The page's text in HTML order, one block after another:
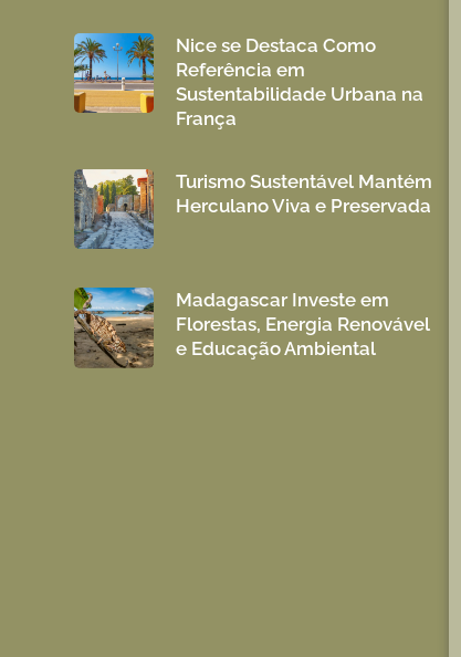
Nice se Destaca Como
Referência em
Sustentabilidade Urbana na
França
Turismo Sustentável Mantém
Herculano Viva e Preservada
Madagascar Investe em
Florestas, Energia Renovável
e Educação Ambiental